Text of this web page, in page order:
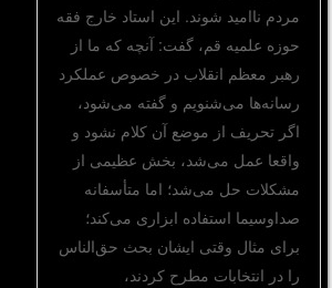
مردم نا‌امید شوند. این استاد خارج فقه
حوزه علمیه قم، گفت: آنچه که ما از
رهبر معظم انقلاب در خصوص عملکرد
رسانه‌ها می‌شنویم و گفته می‌شود،
اگر تحریف از موضع آن کلام نشود و
واقعا عمل می‌شد، بخش عظیمی از
مشکلات حل می‌شد؛ اما متأسفانه
صداوسیما استفاده ابزاری می‌کند؛
برای مثال وقتی ایشان بحث حق‌الناس
را در انتخابات مطرح کردند،